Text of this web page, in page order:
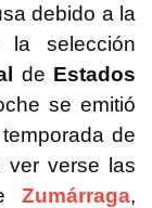
debido a la
selección
de Estados
se emitió
de
ver verse las
Zumárraga,